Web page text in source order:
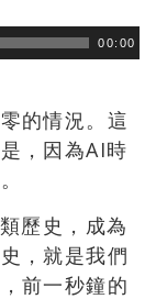
00:00
的情況。 這
，因為AI時
歷史，成為
，就是我們
前一秒鐘的